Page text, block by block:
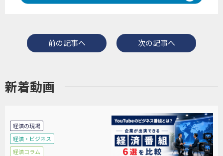
前の記事へ 次の記事へ
新着動画
経済の現場
経済・ビジネス
経済コラム